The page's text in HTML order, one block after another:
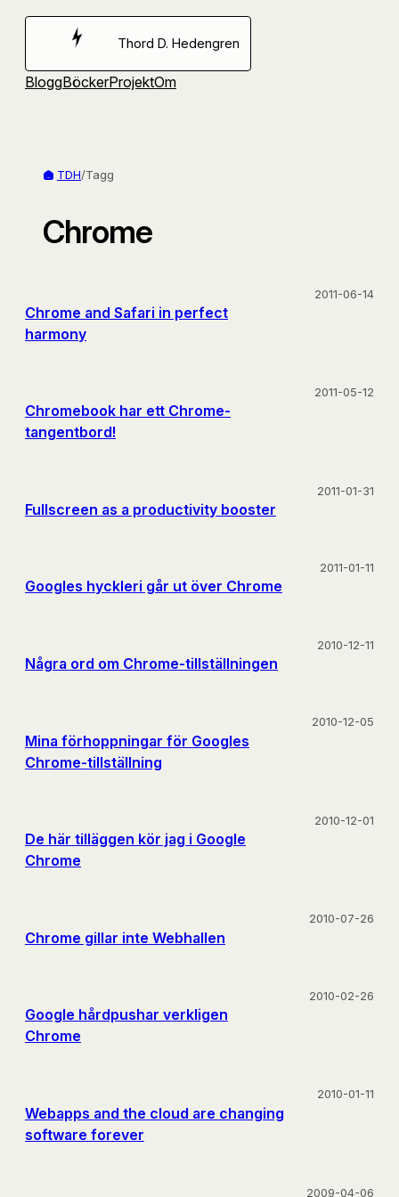
Hoppa
Thord D. Hedengren
BloggBöckerProjektOm
TDH/Tagg
Chrome
Chrome and Safari in perfect
harmony
2011-06-14
Chromebook har ett Chrome-
tangentbord!
2011-05-12
Fullscreen as a productivity booster
2011-01-31
Googles hyckleri går ut över Chrome
2011-01-11
Några ord om Chrome-tillställningen
2010-12-11
Mina förhoppningar för Googles
Chrome-tillställning
2010-12-05
De här tilläggen kör jag i Google
Chrome
2010-12-01
Chrome gillar inte Webhallen
2010-07-26
Google hårdpushar verkligen
Chrome
2010-02-26
Webapps and the cloud are changing
software forever
2010-01-11
2009-04-06